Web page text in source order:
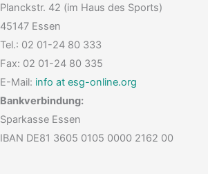
Planckstr. 42 (im Haus des Sports)
45147 Essen
Tel.: 02 01-24 80 333
Fax: 02 01-24 80 335
E-Mail: info at esg-online.org
Bankverbindung:
Sparkasse Essen
IBAN DE81 3605 0105 0000 2162 00